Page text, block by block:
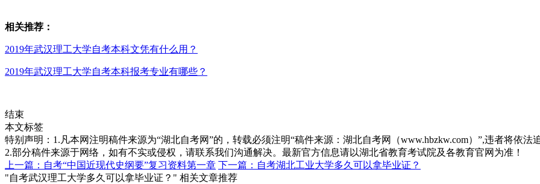
相关推荐：
2019年武汉理工大学自考本科文凭有什么用？
2019年武汉理工大学自考本科报考专业有哪些？
结束
本文标签
特别声明：1.凡本网注明稿件来源为“湖北自考网”的，转载必须注明“稿件来源：湖北自考网（www.hbzkw.com）”,违者将依法
2.部分稿件来源于网络，如有不实或侵权，请联系我们沟通解决。最新官方信息请以湖北省教育考试院及各教育官网为准！
上一篇：自考“中国近现代史纲要”复习资料第一章 下一篇：自考湖北工业大学多久可以拿毕业证？
"自考武汉理工大学多久可以拿毕业证？" 相关文章推荐